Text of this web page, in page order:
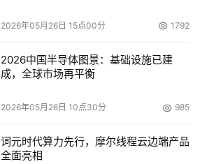
2026年05月26日 15点00分 1792
2026中国半导体图景：基础设施已建
成，全球市场再平衡
2026年05月26日 10点30分 985
词元时代算力先行，摩尔线程云边端产品
全面亮相